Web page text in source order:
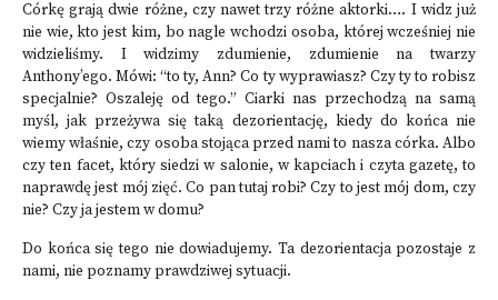
Córkę grają dwie różne, czy nawet trzy różne aktorki…. I widz już
nie wie, kto jest kim, bo nagle wchodzi osoba, której wcześniej nie
widzieliśmy. I widzimy zdumienie, zdumienie na twarzy
Anthony’ego. Mówi: “to ty, Ann? Co ty wyprawiasz? Czy ty to robisz
specjalnie? Oszaleję od tego.” Ciarki nas przechodzą na samą
myśl, jak przeżywa się taką dezorientację, kiedy do końca nie
wiemy właśnie, czy osoba stojąca przed nami to nasza córka. Albo
czy ten facet, który siedzi w salonie, w kapciach i czyta gazetę, to
naprawdę jest mój zięć. Co pan tutaj robi? Czy to jest mój dom, czy
nie? Czy ja jestem w domu?
Do końca się tego nie dowiadujemy. Ta dezorientacja pozostaje z
nami, nie poznamy prawdziwej sytuacji.